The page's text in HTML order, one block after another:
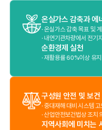
온실가스 감축과 에
·온실가스 감축 목표 및
· 내연기관차량에서 전기
순환경제 실천
·재활용률 60%이상 유지
구성원 안전 및 보건
·중대재해 대비 시스템 고
·산업안전보건법상 조치
지역사회에 미치는